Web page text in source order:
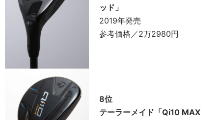
ッド」
2019年発売
参考価格／2万2980円
8位
テーラーメイド「Qi10 MAX